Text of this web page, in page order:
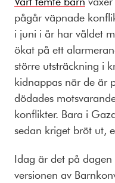
pågår väpnade
i juni i år har våldet
ökat på ett
större utsträckning i
kidnappas när de är
dödades
konflikter. Bara i
sedan kriget bröt ut,
Idag är det på
versionen av